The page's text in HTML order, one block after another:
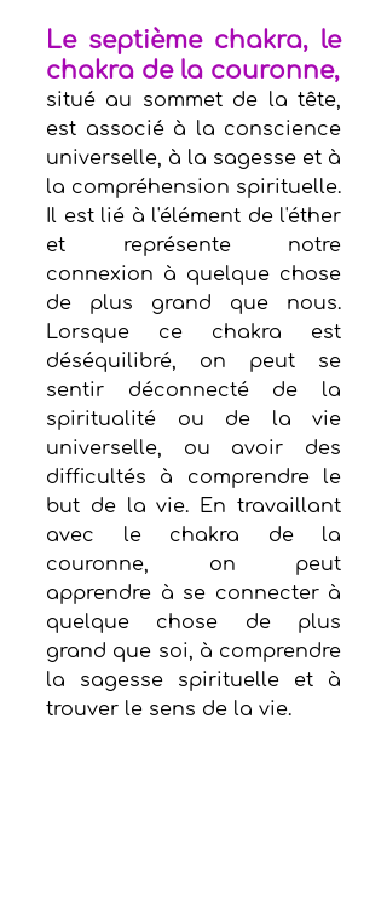
Le septième chakra, le
situé au sommet de la tête,
est associé à la conscience
universelle, à la sagesse et à
la compréhension spirituelle.
Il est lié à l'élément de l'éther
et représente notre
connexion à quelque chose
de plus grand que nous.
Lorsque ce chakra est
déséquilibré, on peut se
sentir déconnecté de la
spiritualité ou de la vie
universelle, ou avoir des
difficultés à comprendre le
but de la vie. En travaillant
avec le chakra de la
couronne, on peut
apprendre à se connecter à
quelque chose de plus
grand que soi, à comprendre
la sagesse spirituelle et à
trouver le sens de la vie.